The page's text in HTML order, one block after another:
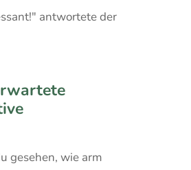
antwortete der
gesehen, wie arm